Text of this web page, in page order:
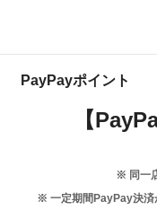
PayPayポイント
【
※ 同一
※ 一定期間PayPay決済